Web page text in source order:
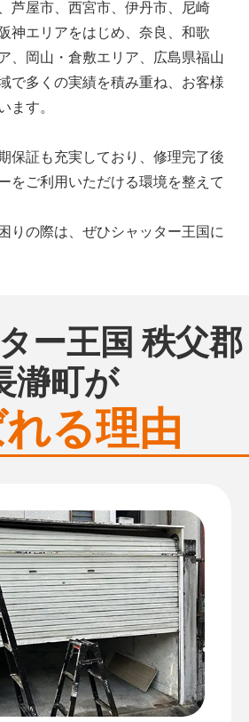
芦屋市、西宮市、伊丹市、尼崎
神エリアをはじめ、奈良、和歌
、岡山・倉敷エリア、広島県福山
で多くの実績を積み重ね、お客様
ます。
保証も充実しており、修理完了後
をご利用いただける環境を整えて
りの際は、ぜひシャッター王国に
ー王国 秩父郡
瀞町が
る理由